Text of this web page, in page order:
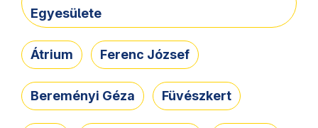
Egyesülete
Átrium Ferenc József
Bereményi Géza Füvészkert